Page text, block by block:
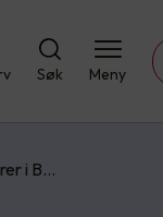
Søk Meny
i B…